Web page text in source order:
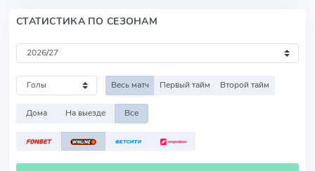
СТАТИСТИКА ПО СЕЗОНАМ
Весь матч Первый тайм Второй тайм
Дома На выезде Все